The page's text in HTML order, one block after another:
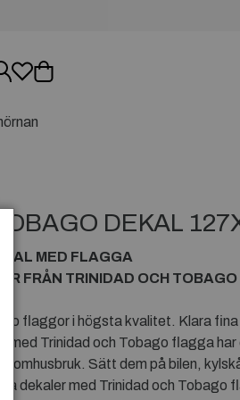
DEKAL
MED FLAGGA
FRÅN TRINIDAD OCH TOBAGO
flaggor i högsta kvalitet. Klara
med Trinidad och Tobago flagga
Sätt dem på bilen,
dekaler med Trinidad och Tobago